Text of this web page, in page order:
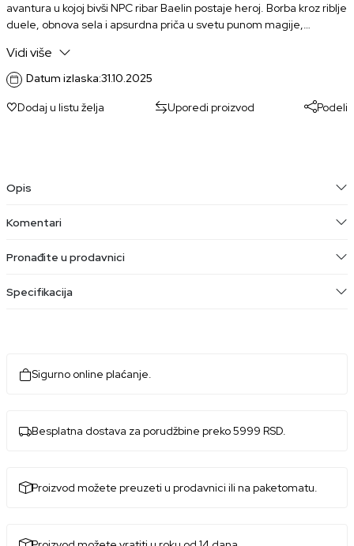
avantura u kojoj bivši NPC ribar Baelin postaje heroj. Borba kroz riblje
duele, obnova sela i apsurdna priča u svetu punom magije,
originalnom.
Vidi više
Datum izlaska:31.10.2025
Dodaj u listu želja Uporedi proizvod Podeli
Opis
Komentari
Pronađite u prodavnici
Specifikacija
Sigurno online plaćanje.
Besplatna dostava za porudžbine preko 5999 RSD.
Proizvod možete preuzeti u prodavnici ili na paketomatu.